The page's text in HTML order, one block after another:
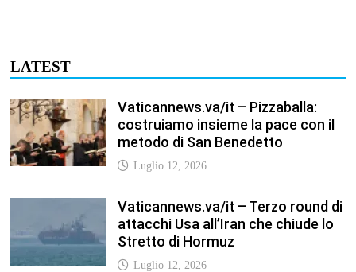
LATEST
Vaticannews.va/it – Pizzaballa:
costruiamo insieme la pace con il
metodo di San Benedetto
Luglio 12, 2026
Vaticannews.va/it – Terzo round di
attacchi Usa all’Iran che chiude lo
Stretto di Hormuz
Luglio 12, 2026